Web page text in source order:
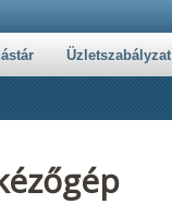
Üzletszabályzat